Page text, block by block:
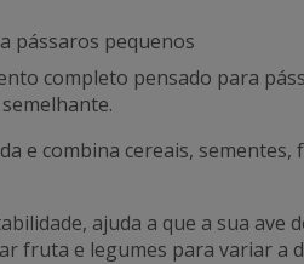
pássaros pequenos
completo pensado para
e combina cereais,
ajuda a que a sua
fruta e legumes para variar a